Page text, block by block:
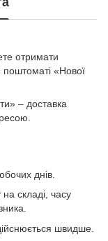
отримати
поштоматі «Нової
– доставка
днів.
складі, часу
швидше.